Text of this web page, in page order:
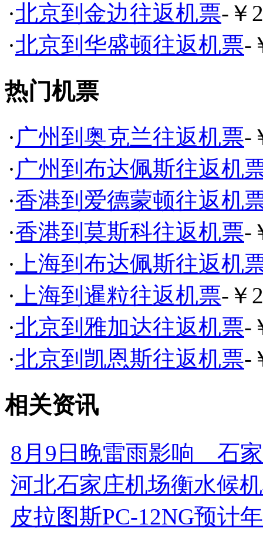
·北京到金边往返机票-￥
·北京到华盛顿往返机票-
热门机票
·广州到奥克兰往返机票-
·广州到布达佩斯往返机
·香港到爱德蒙顿往返机
·香港到莫斯科往返机票-
· 上海到布达佩斯往返机
· 上海到暹粒往返机票-￥
·北京到雅加达往返机票-
·北京到凯恩斯往返机票-
相关资讯
8月9日晚雷雨影响 石
河北石家庄机场衡水候
皮拉图斯PC-12NG预计